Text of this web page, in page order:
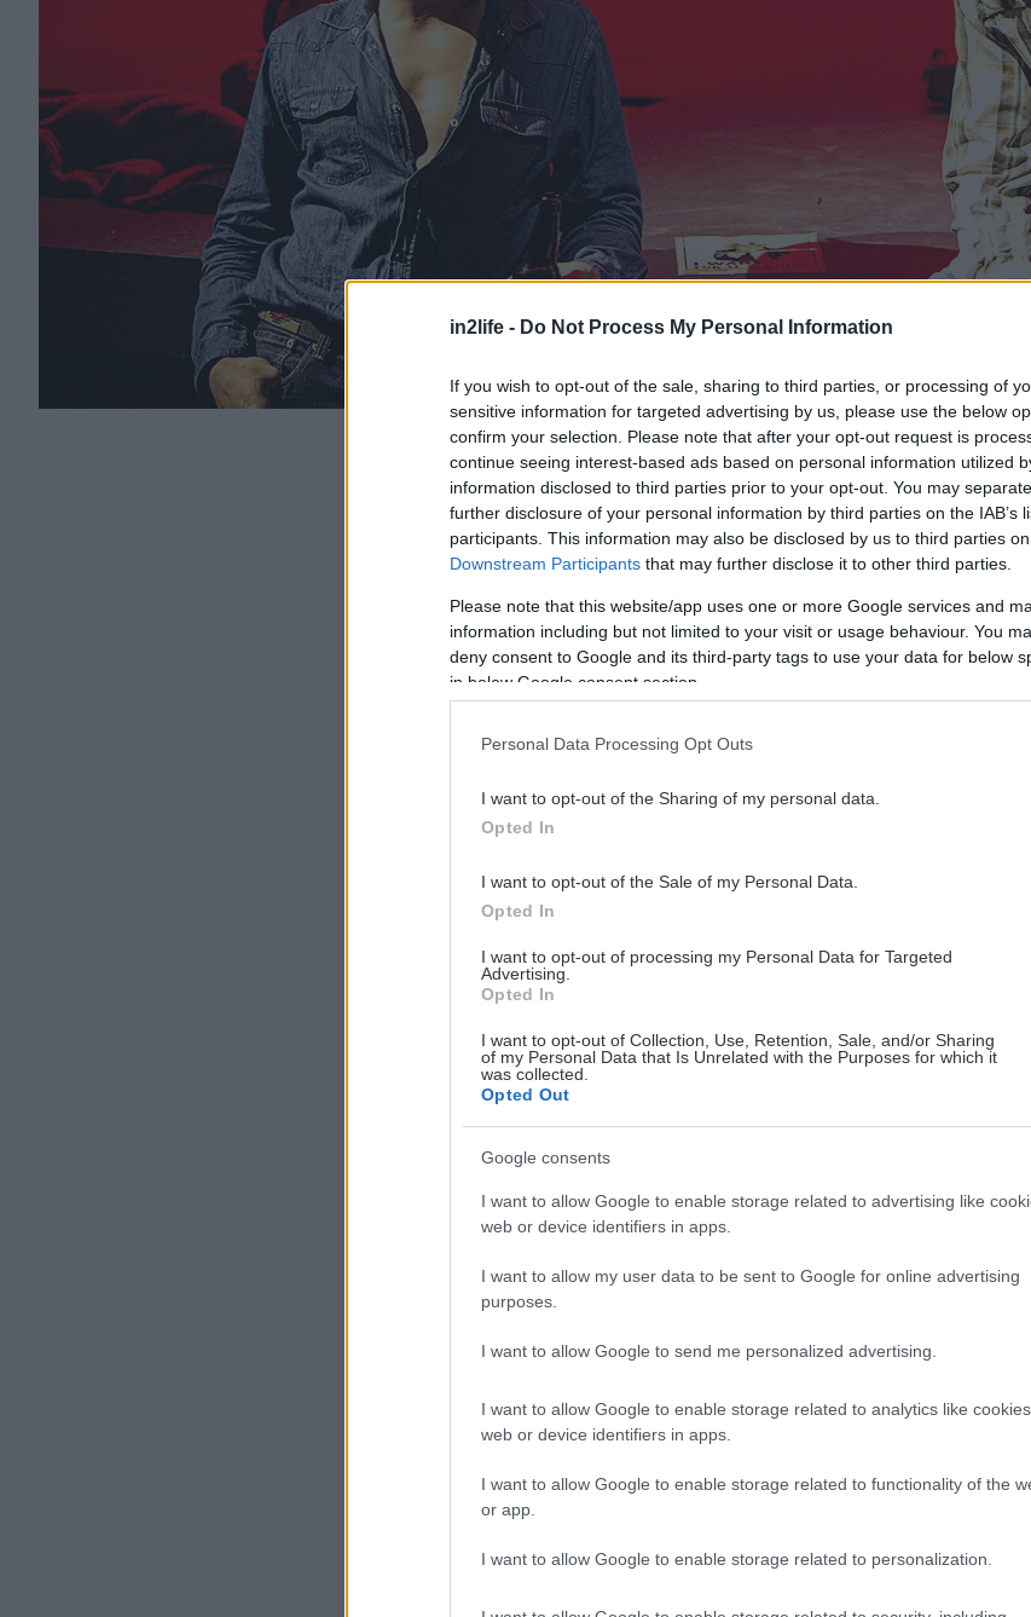
in2life - Do Not Process My Personal Information
If you wish to opt-out of the sale, sharing to third parties, or processing of
sensitive information for targeted advertising by us, please use the below
confirm your selection. Please note that after your opt-out request is
continue seeing interest-based ads based on personal information utilized
information disclosed to third parties prior to your opt-out. You may
further disclosure of your personal information by third parties on the IAB’s
participants. This information may also be disclosed by us to third parties
Downstream Participants that may further disclose it to other third parties.
Please note that this website/app uses one or more Google services and
information including but not limited to your visit or usage behaviour. You
deny consent to Google and its third-party tags to use your data for below
in below Google consent section.
Personal Data Processing Opt Outs
I want to opt-out of the Sharing of my personal data.
Opted In
I want to opt-out of the Sale of my Personal Data.
Opted In
I want to opt-out of processing my Personal Data for Targeted
Advertising.
Opted In
I want to opt-out of Collection, Use, Retention, Sale, and/or Sharing
of my Personal Data that Is Unrelated with the Purposes for which it
was collected.
Opted Out
Google consents
I want to allow Google to enable storage related to advertising like
web or device identifiers in apps.
I want to allow my user data to be sent to Google for online advertising
purposes.
I want to allow Google to send me personalized advertising.
I want to allow Google to enable storage related to analytics like
web or device identifiers in apps.
I want to allow Google to enable storage related to functionality of the
or app.
I want to allow Google to enable storage related to personalization.
Τ
ο νέο, ριζικά ανακαινισμένο Θέατρο Κνωσός
κοινό με ένα σπουδαίο θεατρικό γεγονός:
την παράσταση Brokeback Mountain σε
Κωνσταντίνου Ρήγου, με τους Δημήτρη Καπουράνη και
Μιχαήλ Ταμπακάκη στους πρωταγωνιστικούς ρόλους.
Το γεμάτο ευαισθησία διήγημα της Άννι Πρου για την
δύο καουμπόηδες που κράτησε μια ζωή έγινε παγκοσμίως
ομώνυμη κλασική πλέον κινηματογραφική ταινία. Ακολούθησε